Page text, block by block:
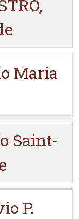
Maria
Saint-
P.